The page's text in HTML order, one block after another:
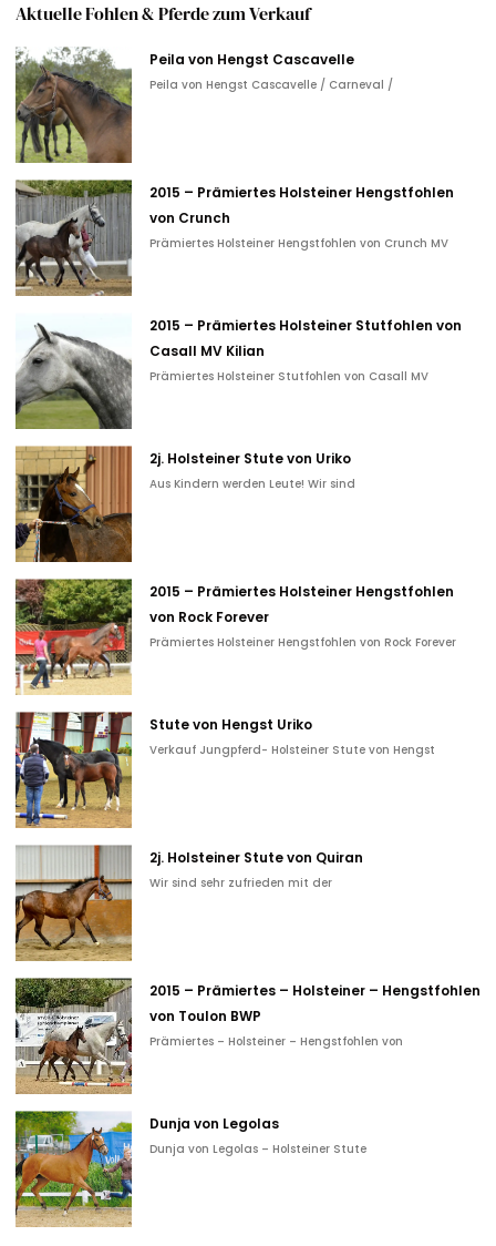
Aktuelle Fohlen & Pferde zum Verkauf
Peila von Hengst Cascavelle
Peila von Hengst Cascavelle / Carneval /
2015 – Prämiertes Holsteiner Hengstfohlen
von Crunch
Prämiertes Holsteiner Hengstfohlen von Crunch MV
2015 – Prämiertes Holsteiner Stutfohlen von
Casall MV Kilian
Prämiertes Holsteiner Stutfohlen von Casall MV
2j. Holsteiner Stute von Uriko
Aus Kindern werden Leute! Wir sind
2015 – Prämiertes Holsteiner Hengstfohlen
von Rock Forever
Prämiertes Holsteiner Hengstfohlen von Rock Forever
Stute von Hengst Uriko
Verkauf Jungpferd- Holsteiner Stute von Hengst
2j. Holsteiner Stute von Quiran
Wir sind sehr zufrieden mit der
2015 – Prämiertes – Holsteiner – Hengstfohlen
von Toulon BWP
Prämiertes – Holsteiner – Hengstfohlen von
Dunja von Legolas
Dunja von Legolas – Holsteiner Stute